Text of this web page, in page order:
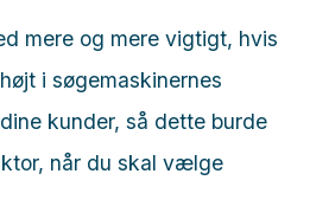
mere og mere vigtigt, hvis
i søgemaskinernes
kunder, så dette burde
når du skal vælge